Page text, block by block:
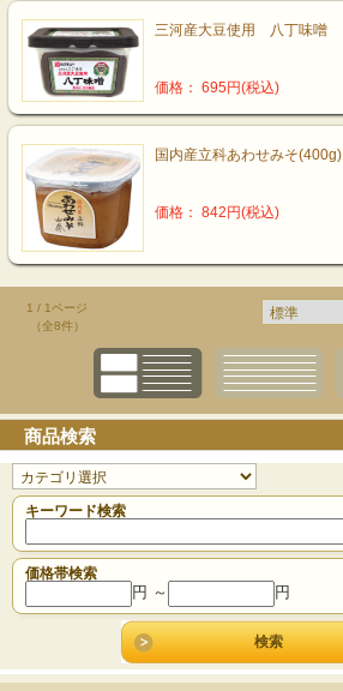
三河産大豆使用 八丁味噌
価格： 695円(税込)
国内産立科あわせみそ(400g)
価格： 842円(税込)
1 / 1ページ
（全8件）
商品検索
キーワード検索
価格帯検索
円 ～ 円